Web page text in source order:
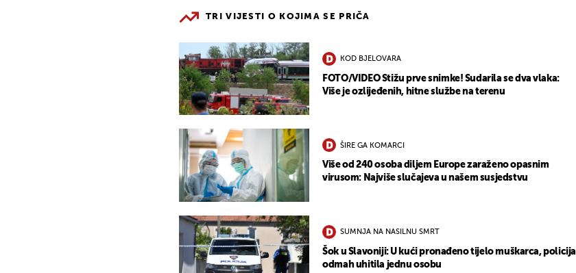
TRI VIJESTI O KOJIMA SE PRIČA
KOD BJELOVARA
FOTO/VIDEO Stižu prve snimke! Sudarila se dva vlaka:
Više je ozlijeđenih, hitne službe na terenu
ŠIRE GA KOMARCI
Više od 240 osoba diljem Europe zaraženo opasnim
virusom: Najviše slučajeva u našem susjedstvu
SUMNJA NA NASILNU SMRT
Šok u Slavoniji: U kući pronađeno tijelo muškarca, policija
odmah uhitila jednu osobu